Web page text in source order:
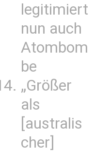
legitimiert
nun auch
Atombom
be
„Größer
als
[australis
cher]